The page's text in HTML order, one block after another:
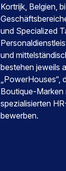
Kortrijk, Belgien,
und Specialized
und
bestehen jeweils
„PowerHouses“,
Boutique-Marken
spezialisierten
bewerben.